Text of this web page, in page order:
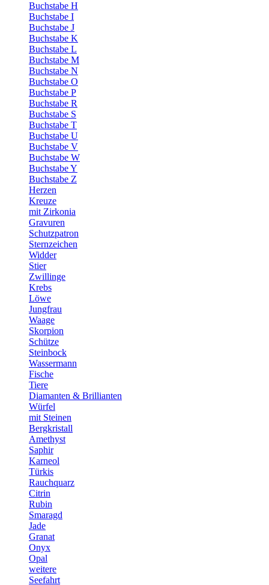
Buchstabe H
Buchstabe I
Buchstabe J
Buchstabe K
Buchstabe L
Buchstabe M
Buchstabe N
Buchstabe O
Buchstabe P
Buchstabe R
Buchstabe S
Buchstabe T
Buchstabe U
Buchstabe V
Buchstabe W
Buchstabe Y
Buchstabe Z
Herzen
Kreuze
mit Zirkonia
Gravuren
Schutzpatron
Sternzeichen
Widder
Stier
Zwillinge
Krebs
Löwe
Jungfrau
Waage
Skorpion
Schütze
Steinbock
Wassermann
Fische
Tiere
Diamanten & Brillianten
Würfel
mit Steinen
Bergkristall
Amethyst
Saphir
Karneol
Türkis
Rauchquarz
Citrin
Rubin
Smaragd
Jade
Granat
Onyx
Opal
weitere
Seefahrt